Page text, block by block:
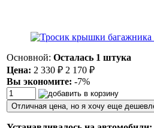
Основной: Осталась 1 штука
Цена: 2 330 ₽ 2 170 ₽
Вы экономите: -7%
Отличная цена, но я хочу еще